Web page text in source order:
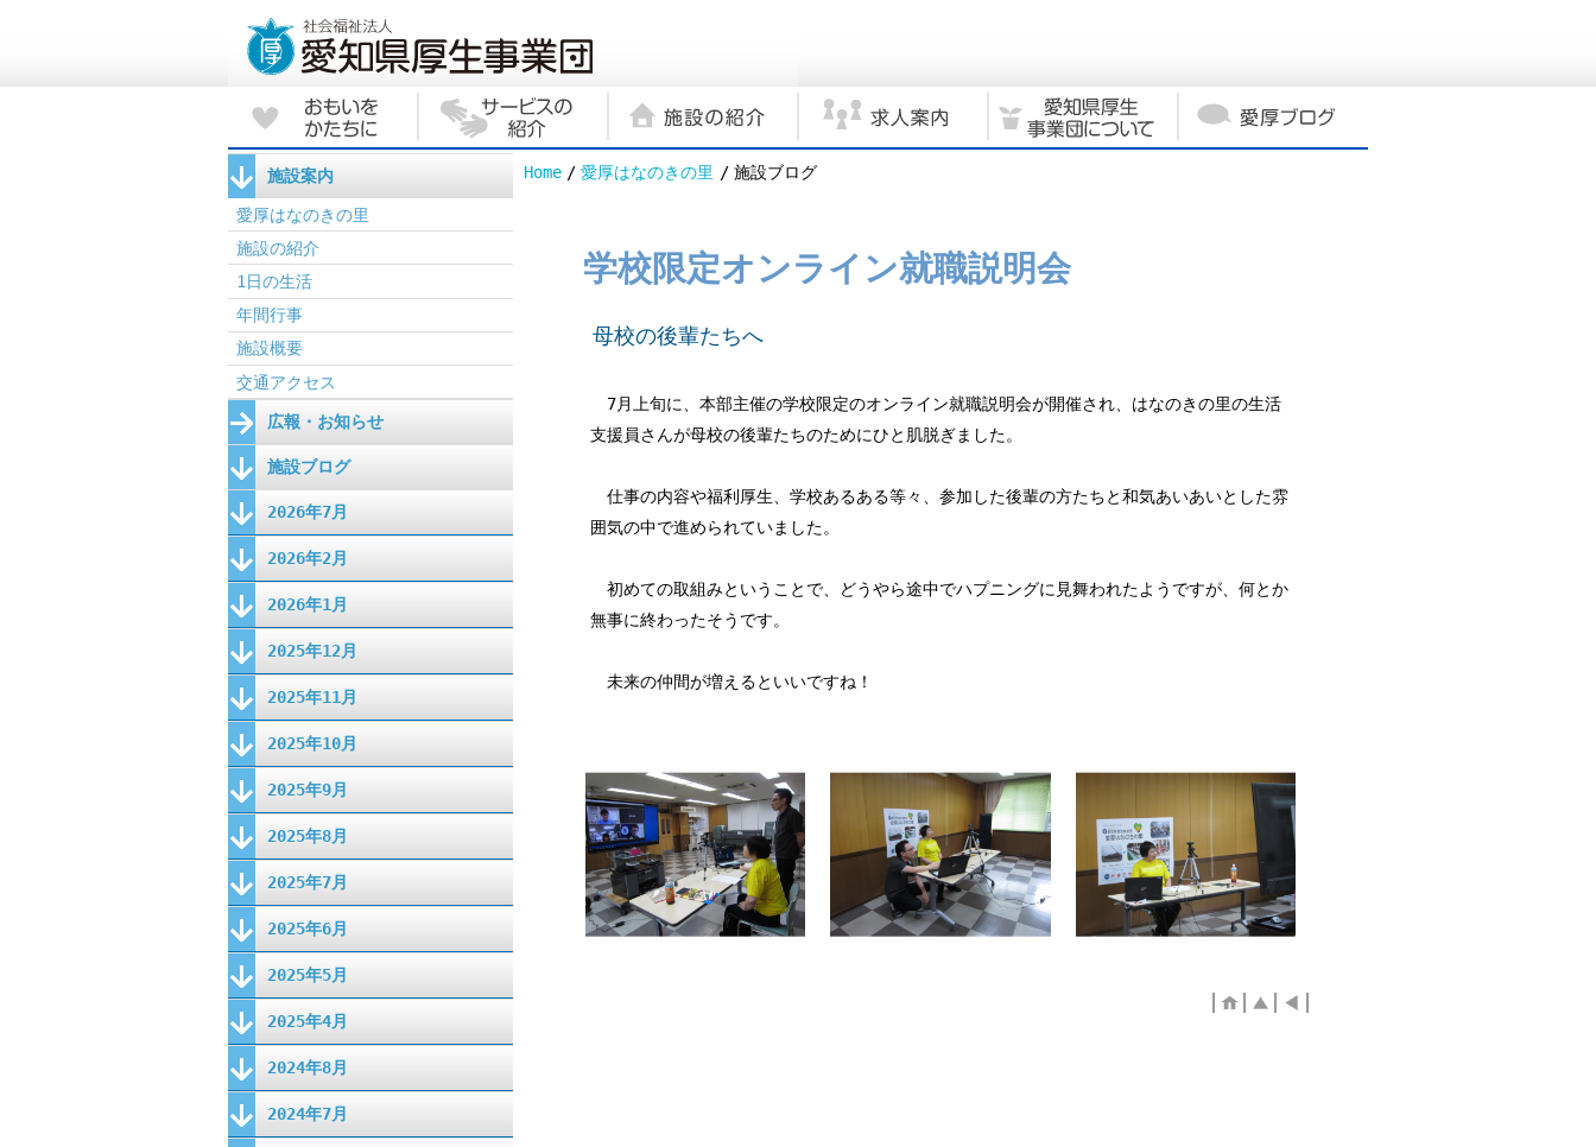
Home 愛厚はなのきの里 施設ブログ
学校限定オンライン就職説明会
母校の後輩たちへ
7月上旬に、本部主催の学校限定のオンライン就職説明会が開催され、はなのきの里の生活
支援員さんが母校の後輩たちのためにひと肌脱ぎました。
仕事の内容や福利厚生、学校あるある等々、参加した後輩の方たちと和気あいあいとした雰
囲気の中で進められていました。
初めての取組みということで、どうやら途中でハプニングに見舞われたようですが、何とか
無事に終わったそうです。
未来の仲間が増えるといいですね！
施設案内
愛厚はなのきの里
施設の紹介
1日の生活
年間行事
施設概要
交通アクセス
広報・お知らせ
施設ブログ
2026年7月
2026年2月
2026年1月
2025年12月
2025年11月
2025年10月
2025年9月
2025年8月
2025年7月
2025年6月
2025年5月
2025年4月
2024年8月
2024年7月